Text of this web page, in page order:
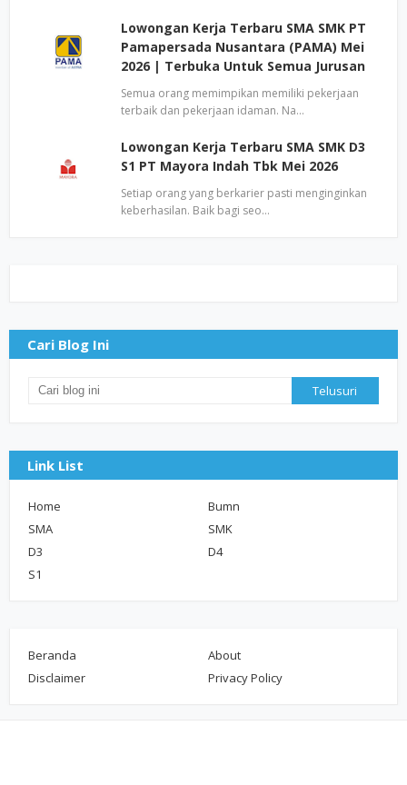
Lowongan Kerja Terbaru SMA SMK PT
Pamapersada Nusantara (PAMA) Mei
2026 | Terbuka Untuk Semua Jurusan
Semua orang memimpikan memiliki pekerjaan
terbaik dan pekerjaan idaman. Na…
Lowongan Kerja Terbaru SMA SMK D3
S1 PT Mayora Indah Tbk Mei 2026
Setiap orang yang berkarier pasti menginginkan
keberhasilan. Baik bagi seo…
Cari Blog Ini
Link List
Home
Bumn
SMA
SMK
D3
D4
S1
Beranda
About
Disclaimer
Privacy Policy